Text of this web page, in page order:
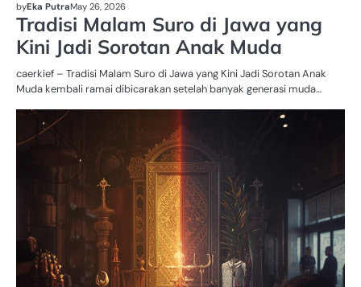
byEka PutraMay 26, 2026
Tradisi Malam Suro di Jawa yang
Kini Jadi Sorotan Anak Muda
caerkief – Tradisi Malam Suro di Jawa yang Kini Jadi Sorotan Anak
Muda kembali ramai dibicarakan setelah banyak generasi muda…